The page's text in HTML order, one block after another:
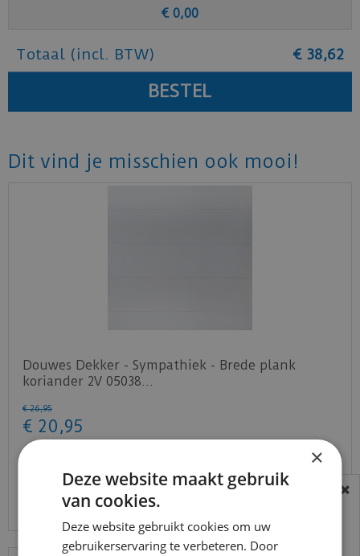
€ 0,00
Totaal (incl. BTW) € 38,62
Dit vind je misschien ook mooi!
Douwes Dekker - Sympathiek - Brede plank
koriander 2V 05038…
€ 26,95
€ 20 ,95
Bekijk product
BEREIKBAARHEID
In verband met de vakantie periode zijn wij
t/m 14 augustus telefonisch helaas niet
×
Deze website maakt gebruik
van cookies.
Deze website gebruikt cookies om uw
gebruikerservaring te verbeteren. Door